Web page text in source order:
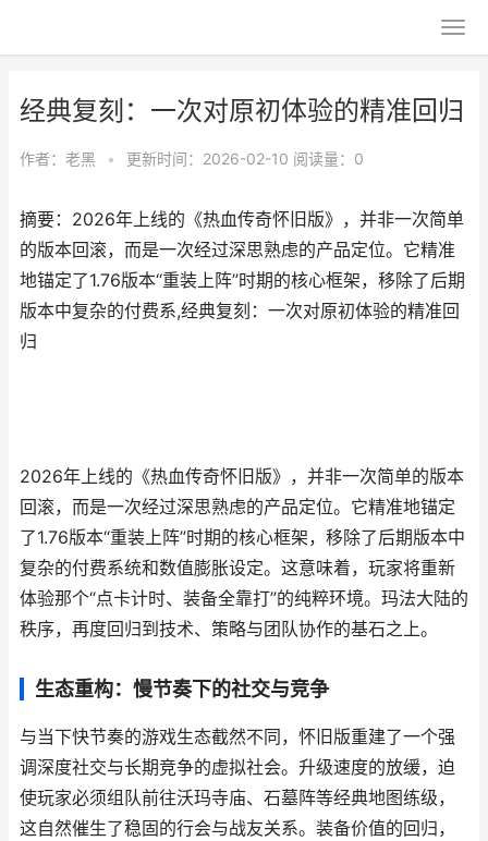
经典复刻：一次对原初体验的精准回归
作者： 老黑 • 更新时间：2026-02-10 阅读量：0
摘要：2026年上线的《热血传奇怀旧版》，并非一次简单
的版本回滚，而是一次经过深思熟虑的产品定位。它精准
地锚定了1.76版本“重装上阵”时期的核心框架，移除了后期
版本中复杂的付费系,经典复刻：一次对原初体验的精准回
归
2026年上线的《热血传奇怀旧版》，并非一次简单的版本
回滚，而是一次经过深思熟虑的产品定位。它精准地锚定
了1.76版本“重装上阵”时期的核心框架，移除了后期版本中
复杂的付费系统和数值膨胀设定。这意味着，玩家将重新
体验那个“点卡计时、装备全靠打”的纯粹环境。玛法大陆的
秩序，再度回归到技术、策略与团队协作的基石之上。
生态重构：慢节奏下的社交与竞争
与当下快节奏的游戏生态截然不同，怀旧版重建了一个强
调深度社交与长期竞争的虚拟社会。升级速度的放缓，迫
使玩家必须组队前往沃玛寺庙、石墓阵等经典地图练级，
这自然催生了稳固的行会与战友关系。装备价值的回归，